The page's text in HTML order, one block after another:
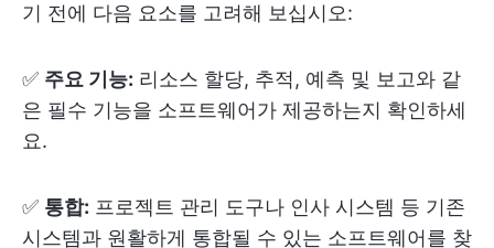
기 전에 다음 요소를 고려해 보십시오:
✅ 주요 기능: 리소스 할당, 추적, 예측 및 보고와 같
은 필수 기능을 소프트웨어가 제공하는지 확인하세
요.
✅ 통합: 프로젝트 관리 도구나 인사 시스템 등 기존
시스템과 원활하게 통합될 수 있는 소프트웨어를 찾